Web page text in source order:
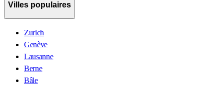
Villes populaires
Zurich
Genève
Lausanne
Berne
Bâle